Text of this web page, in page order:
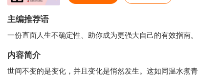
主编推荐语
一份直面人生不确定性、助你成为更强大自己的有效指南。
内容简介
世间不变的是变化，并且变化是悄然发生。这如同温水煮青